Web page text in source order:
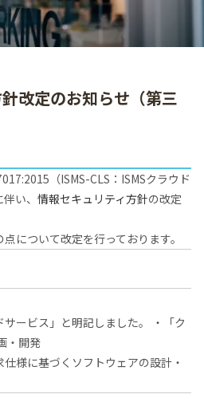
改定のお知らせ（第三
（ISMS-CLS：ISMSクラウド
い、 情報セキュリティ方針の改定
について改定を行っております。
ービス」と明記しました。 ・「ク
・開発
様に基づくソフトウェアの設計・